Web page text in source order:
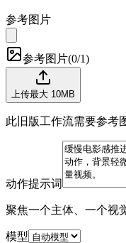
参考图片
参考图片(0/1)
上传最大 10MB
此旧版工作流需要参考
动作提示词
聚焦一个主体、一个视
模型